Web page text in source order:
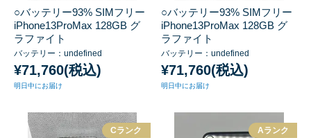
○バッテリー93% SIMフリー
iPhone13ProMax 128GB グ
ラファイト
バッテリー：undefined
¥71,760(税込)
明日中にお届け
○バッテリー93% SIMフリー
iPhone13ProMax 128GB グ
ラファイト
バッテリー：undefined
¥71,760(税込)
明日中にお届け
Cランク Aランク